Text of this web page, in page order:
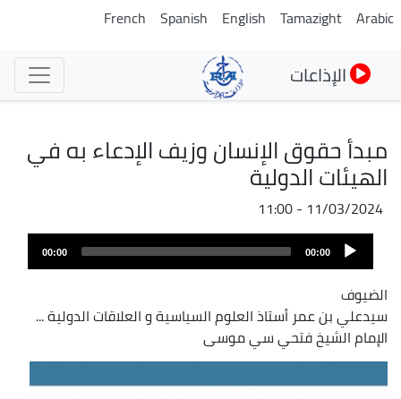
تجاوز
Arabic
Tamazight
English
Spanish
French
الإذاعات
مبدأ حقوق الإنسان وزيف الإدعاء به في
الهيئات الدولية
11/03/2024 - 11:00
Audio
Player
00:00
00:00
الضيوف
سيدعلي بن عمر أستاذ العلوم السياسية و العلاقات الدولية...
الإمام الشيخ فتحي سي موسى